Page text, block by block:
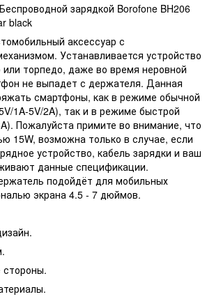
зарядкой Borofone BH206
black
аксессуар с
Устанавливается устройство
или торпедо, даже во время неровной
не выпадет с держателя. Данная
смартфоны, как в режиме обычной
1A-5V/2A), так и в режиме быстрой
Пожалуйста примите во внимание, что
15W, возможна только в случае, если
устройство, кабель зарядки и ваш
данные спецификации.
подойдёт для мобильных
экрана 4.5 - 7 дюймов.